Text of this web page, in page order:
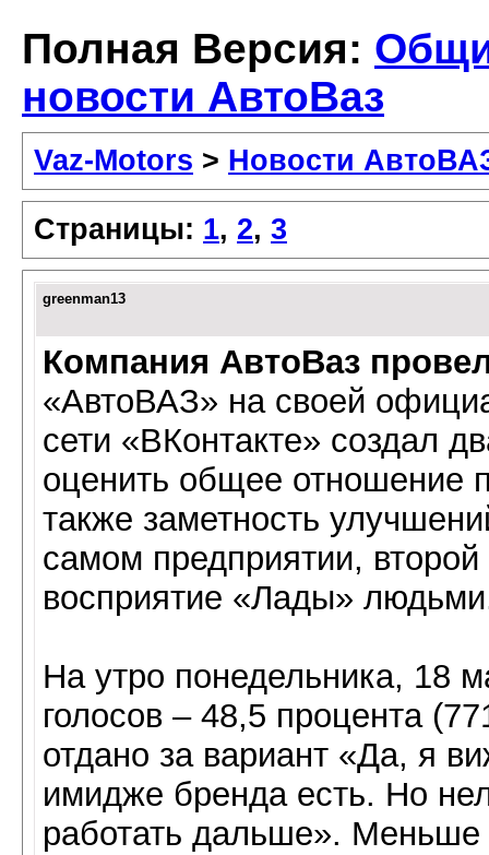
Полная Версия:
новости АвтоВаз
Vaz-Motors > Новости
Страницы: 1, 2, 3
greenman13
Компания АвтоВаз
«АвтоВАЗ» на своей
сети «ВКонтакте» создал
оценить общее отношение
также заметность
самом предприятии,
восприятие «Лады»
На утро понедельника, 18
голосов – 48,5 процента
отдано за вариант «Да, я
имидже бренда есть. Но
работать дальше». Меньше